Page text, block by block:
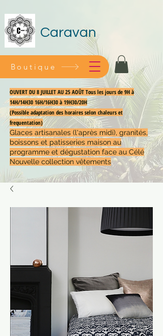
Caravan
OUVERT DU 8 JUILLET AU 25 AOÛT Tous les jours de 9H à
14H/14H30 16H/16H30 à 19H30/20H
(Possible adaptation des horaires selon chaleurs et
frequentation)
Glaces artisanales (l'après midi), granités,
boissons et patisseries maison au
programme et dégustation face au Célé
Nouvelle collection vêtements
Boutique